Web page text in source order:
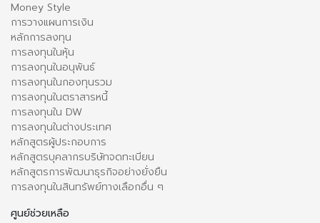
Money Style
การวางแผนการเงิน
หลักการลงทุน
การลงทุนในหุ้น
การลงทุนในอนุพันธ์
การลงทุนในกองทุนรวม
การลงทุนในตราสารหนี้
การลงทุนใน DW
การลงทุนในต่างประเทศ
หลักสูตรผู้ประกอบการ
หลักสูตรบุคลากรบริษัทจดทะเบียน
หลักสูตรการพัฒนาธุรกิจอย่างยั่งยืน
การลงทุนในสินทรัพย์ทางเลือกอื่น ๆ
ศูนย์ช่วยเหลือ